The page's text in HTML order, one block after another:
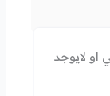
لايوجد